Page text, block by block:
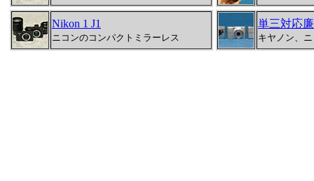
Nikon 1 J1
ニコンのコンパクトミラーレス
単三対応
キヤノン、